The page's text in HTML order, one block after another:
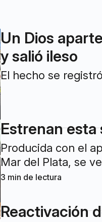
Un Dios
y salió ileso
El hecho se
Estrenan esta
Producida con el
Mar del Plata, se
3 min de lectura
Reactivación